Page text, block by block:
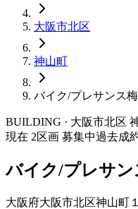
大阪市北区
神山町
バイク/プレサンス
BUILDING · 大阪市北区
現在 2区画 募集中過去成
バイク/プレサン
大阪府大阪市北区神山町